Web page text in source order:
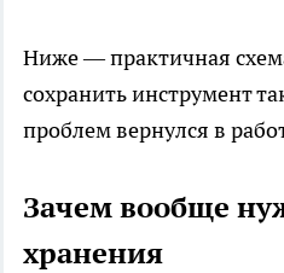
Ниже — практичная
сохранить инструмент
проблем вернулся в
Зачем вообще
хранения